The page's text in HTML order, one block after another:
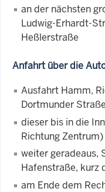
an der nächsten
Ludwig-Erhardt-
Heßlerstraße
Anfahrt über die
Ausfahrt Hamm,
Dortmunder
dieser bis in die
Richtung Zentrum)
weiter geradeaus,
Hafenstraße, kurz
am Ende dem